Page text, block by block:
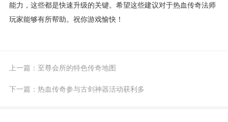
能力，这些都是快速升级的关键。希望这些建议对于热血传奇法师
玩家能够有所帮助。祝你游戏愉快！
上一篇： 至尊会所的特色传奇地图
下一篇： 热血传奇参与古剑神器活动获利多